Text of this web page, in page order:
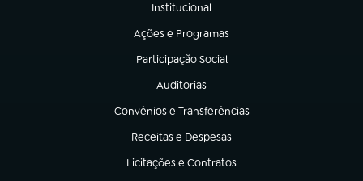
Institucional
(abre em nova aba)
Ações e Programas
(abre em nova aba)
Participação Social
(abre em nova aba)
Auditorias
(abre em nova aba)
Convênios e Transferências
(abre em nova aba)
Receitas e Despesas
(abre em nova aba)
Licitações e Contratos
(abre em nova aba)